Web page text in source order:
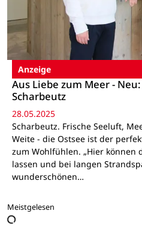
Anzeige
Aus Liebe zum Meer - Neu:
Scharbeutz
28.05.2025
Scharbeutz. Frische Seeluft,
Weite - die Ostsee ist der
zum Wohlfühlen. „Hier können
lassen und bei langen
wunderschönen…
Meistgelesen